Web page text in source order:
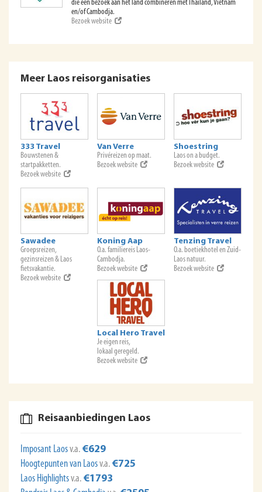
die een bezoek aan het land combineren met Thailand, Vietnam
en/of Cambodja.
Bezoek website
Meer Laos reisorganisaties
333 Travel
Bouwstenen &
startpakketten.
Bezoek website
Van Verre
Privéreizen op maat.
Bezoek website
Shoestring
Laos on a budget.
Bezoek website
Sawadee
Groepsreizen,
gezinsreizen & Laos
fietsvakantie.
Bezoek website
Koning Aap
O.a. familiereis Laos-
Cambodja.
Bezoek website
Tenzing Travel
O.a. boetiekhotel en Zuid-
Laos natuur.
Bezoek website
Local Hero Travel
Je eigen reis,
lokaal geregeld.
Bezoek website
Reisaanbiedingen Laos
Imposant Laosv.a. €629
Hoogtepunten van Laosv.a. €725
Laos Highlightsv.a. €1793